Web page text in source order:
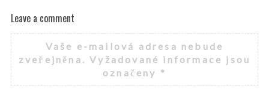
Leave a comment
Vaše e-mailová adresa nebude
zveřejněna. Vyžadované informace jsou
označeny *